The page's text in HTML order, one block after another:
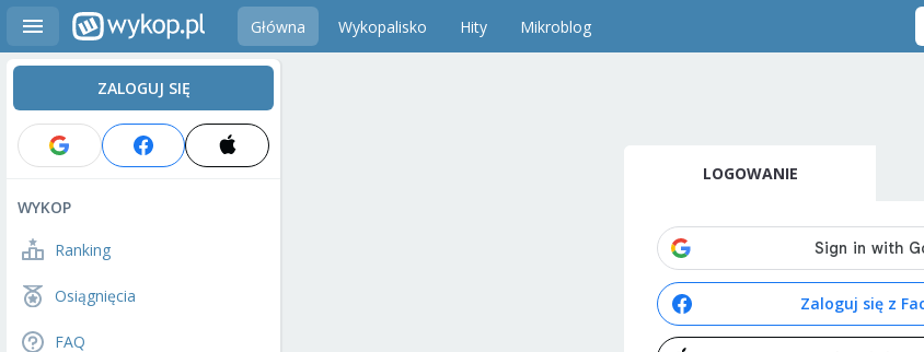
Główna Wykopalisko Hity Mikroblog
ZALOGUJ SIĘ
WYKOP
Ranking
Osiągnięcia
FAQ
LOGOWANIE
Zaloguj się z